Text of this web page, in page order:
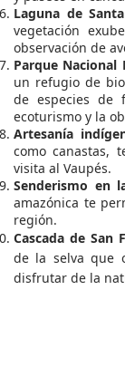
Laguna de
vegetación
observación de
Parque Nacional
un refugio de
de especies de
ecoturismo y la
Artesanía
como canastas,
visita al Vaupés.
Senderismo en
amazónica te
región.
Cascada de San
de la selva que
disfrutar de la